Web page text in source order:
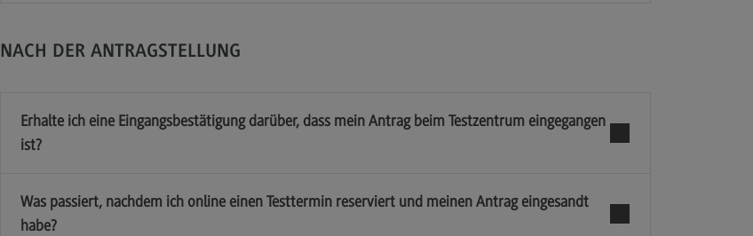
NACH DER ANTRAGSTELLUNG
Erhalte ich eine Eingangsbestätigung darüber, dass mein Antrag beim Testzentrum eingegangen
ist?
Was passiert, nachdem ich online einen Testtermin reserviert und meinen Antrag eingesandt
habe?